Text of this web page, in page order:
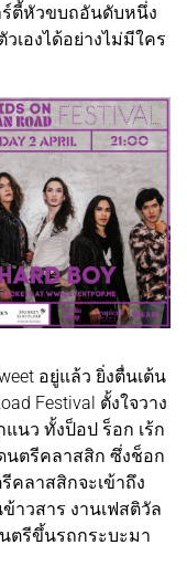
ร์ตี้หัวขบถอันดับหนึ่ง
เองได้อย่างไม่มีใคร
อยู่แล้ว ยิ่งตื่นเต้น
Festival ตั้งใจวาง
นว ทั้งป็อป ร็อก เร้ก
นตรีคลาสสิก ซึ่งช็อก
คลาสสิกจะเข้าถึง
าวสาร งานเฟสติวัล
ตรีขึ้นรถกระบะมา